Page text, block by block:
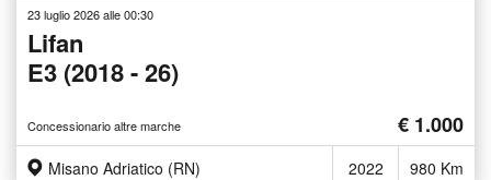
23 luglio 2026 alle 00:30
Lifan
E3 (2018 - 26)
Concessionario altre marche € 1.000
Misano Adriatico (RN) 2022 980 Km